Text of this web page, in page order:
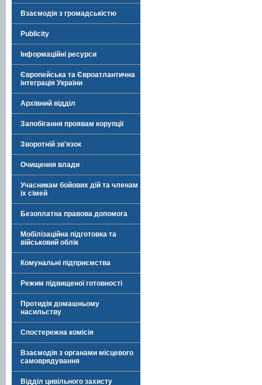
Взаємодія з громадськістю
Publicity
Інформаційні ресурси
Європейська та Євроатлантична
інтеграція України
Архівний відділ
Запобігання проявам корупції
Зворотній зв'язок
Очищення влади
Учасникам бойових дій та членам
їх сімей
Безоплатна правова допомога
Мобілізаційна підготовка та
військовий облік
Комунальні підприємства
Режим підвищеної готовності
Протидія домашньому
насильству
Спостережна комісія
Взаємодія з органами місцевого
самоврядування
Відділ цивільного захисту